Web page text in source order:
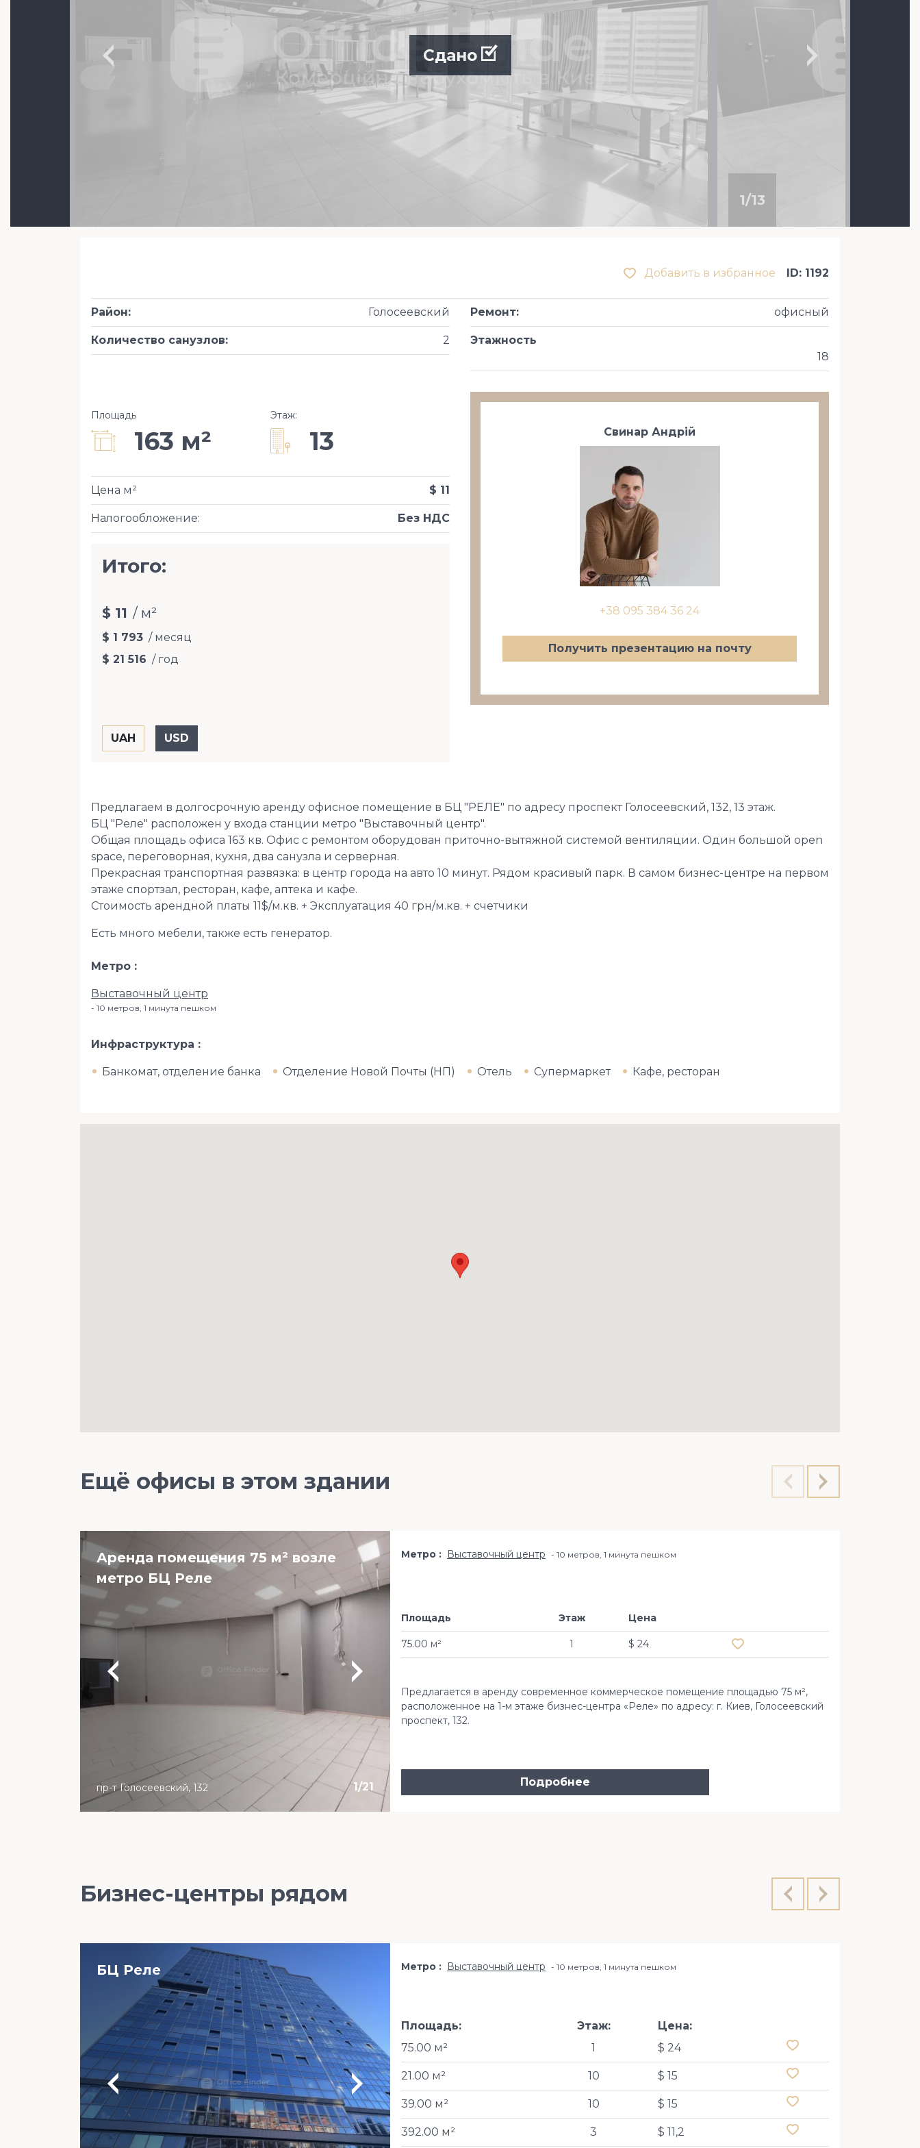
1/13
Сдано
Добавить в избранное ID: 1192
Район: Голосеевский
Количество санузлов: 2
Ремонт: офисный
Этажность
18
Площадь
163 м²
Этаж:
13
Налогообложение: Без НДС
Цена м² $ 11
Итого:
$ 11 / м²
$ 1 793 / месяц
$ 21 516 / год
Свинар Андрій
+38 095 384 36 24
Получить презентацию на почту
Предлагаем в долгосрочную аренду офисное помещение в БЦ "РЕЛЕ" по адресу проспект Голосеевский, 132, 13 этаж.
БЦ "Реле" расположен у входа станции метро "Выставочный центр".
Общая площадь офиса 163 кв. Офис с ремонтом оборудован приточно-вытяжной системой вентиляции. Один большой open
space, переговорная, кухня, два санузла и серверная.
Прекрасная транспортная развязка: в центр города на авто 10 минут. Рядом красивый парк. В самом бизнес-центре на первом
этаже спортзал, ресторан, кафе, аптека и кафе.
Стоимость арендной платы 11$/м.кв. + Эксплуатация 40 грн/м.кв. + счетчики
Есть много мебели, также есть генератор.
Метро
Выставочный центр
10 метров, 1 минута пешком
Инфраструктура
Банкомат, отделение банка Отделение Новой Почты (НП) Отель Супермаркет Кафе, ресторан
Ещё офисы в этом здании
Аренда помещения 75 м² возле
метро БЦ Реле
1/21
пр-т Голосеевский, 132
Метро Выставочный центр 10 метров, 1 минута пешком
Площадь
75.00 м²
Этаж
1
Цена
$ 24
Предлагается в аренду современное коммерческое помещение площадью 75 м²,
расположенное на 1-м этаже бизнес-центра «Реле» по адресу: г. Киев, Голосеевский
проспект, 132.
Подробнее
Бизнес-центры рядом
БЦ Реле Метро Выставочный центр 10 метров, 1 минута пешком
Площадь:
75.00 м²
Этаж:
1
Цена:
$ 24
21.00 м² 10 $ 15
39.00 м² 10 $ 15
392.00 м² 3 $ 11,2